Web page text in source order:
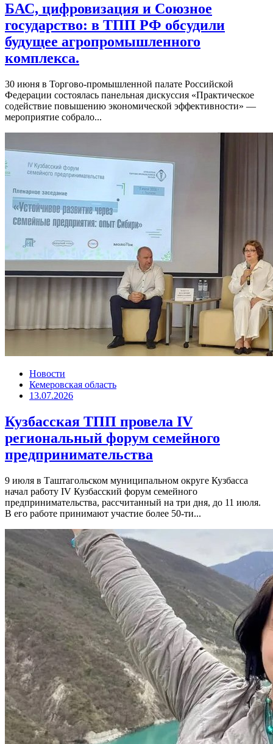
БАС, цифровизация и Союзное
государство: в ТПП РФ обсудили
будущее агропромышленного
комплекса.
30 июня в Торгово-промышленной палате Российской
Федерации состоялась панельная дискуссия «Практическое
содействие повышению экономической эффективности» —
мероприятие собрало...
Новости
Кемеровская область
13.07.2026
Кузбасская ТПП провела IV
региональный форум семейного
предпринимательства
9 июля в Таштагольском муниципальном округе Кузбасса
начал работу IV Кузбасский форум семейного
предпринимательства, рассчитанный на три дня, до 11 июля.
В его работе принимают участие более 50-ти...